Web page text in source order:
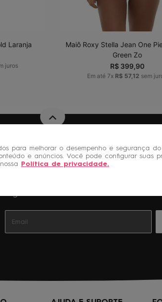
para melhorar o desempenho e segurança
e anúncios. Você pode configurar suas
Política de privacidade.
Laranja
juros
ADICIONAR AO
CARRINHO
Maiô Roxy Stella Jean One
Green Zo
R$ 399,90
Em até 7x R$ 57,12 sem
gratuitamente à nossa Newsletter